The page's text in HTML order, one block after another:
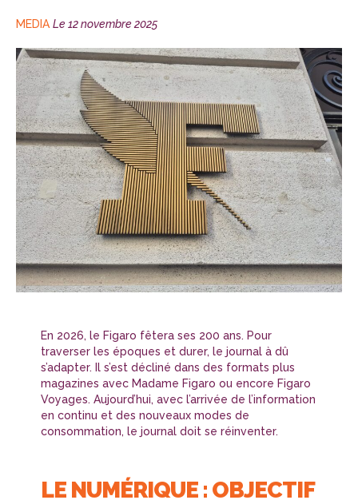
CATÉGORIES
MEDIA Publié
Le12 novembre 2025
En 2026, le Figaro fêtera ses 200 ans. Pour
traverser les époques et durer, le journal à dû
s’adapter. Il s’est décliné dans des formats plus
magazines avec Madame Figaro ou encore Figaro
Voyages. Aujourd’hui, avec l’arrivée de l’information
en continu et des nouveaux modes de
consommation, le journal doit se réinventer.
LE NUMÉRIQUE : OBJECTIF